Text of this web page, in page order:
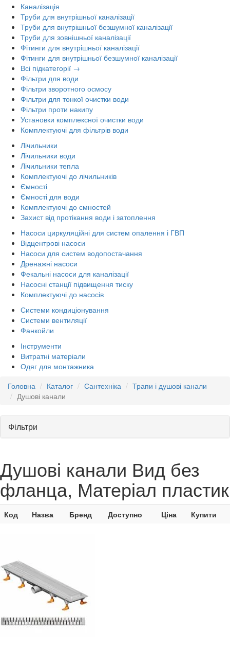
Каналізація
Труби для внутрішньої каналізації
Труби для внутрішньої безшумної каналізації
Труби для зовнішньої каналізації
Фітинги для внутрішньої каналізації
Фітинги для внутрішньої безшумної каналізації
Всі підкатегорії →
Фільтри для води
Фільтри зворотного осмосу
Фільтри для тонкої очистки води
Фільтри проти накипу
Установки комплексної очистки води
Комплектуючі для фільтрів води
Лічильники
Лічильники води
Лічильники тепла
Комплектуючі до лічильників
Ємності
Ємності для води
Комплектуючі до ємностей
Захист від протікання води і затоплення
Насоси циркуляційні для систем опалення і ГВП
Відцентрові насоси
Насоси для систем водопостачання
Дренажні насоси
Фекальні насоси для каналізації
Насосні станції підвищення тиску
Комплектуючі до насосів
Системи кондиціонування
Системи вентиляції
Фанкойли
Інструменти
Витратні матеріали
Одяг для монтажника
Головна
Каталог Сантехніка
Трапи і душові канали
Душові канали
Фільтри
Душові канали Вид без
фланца, Матеріал пластик
Код Назва Бренд Доступно Ціна Купити